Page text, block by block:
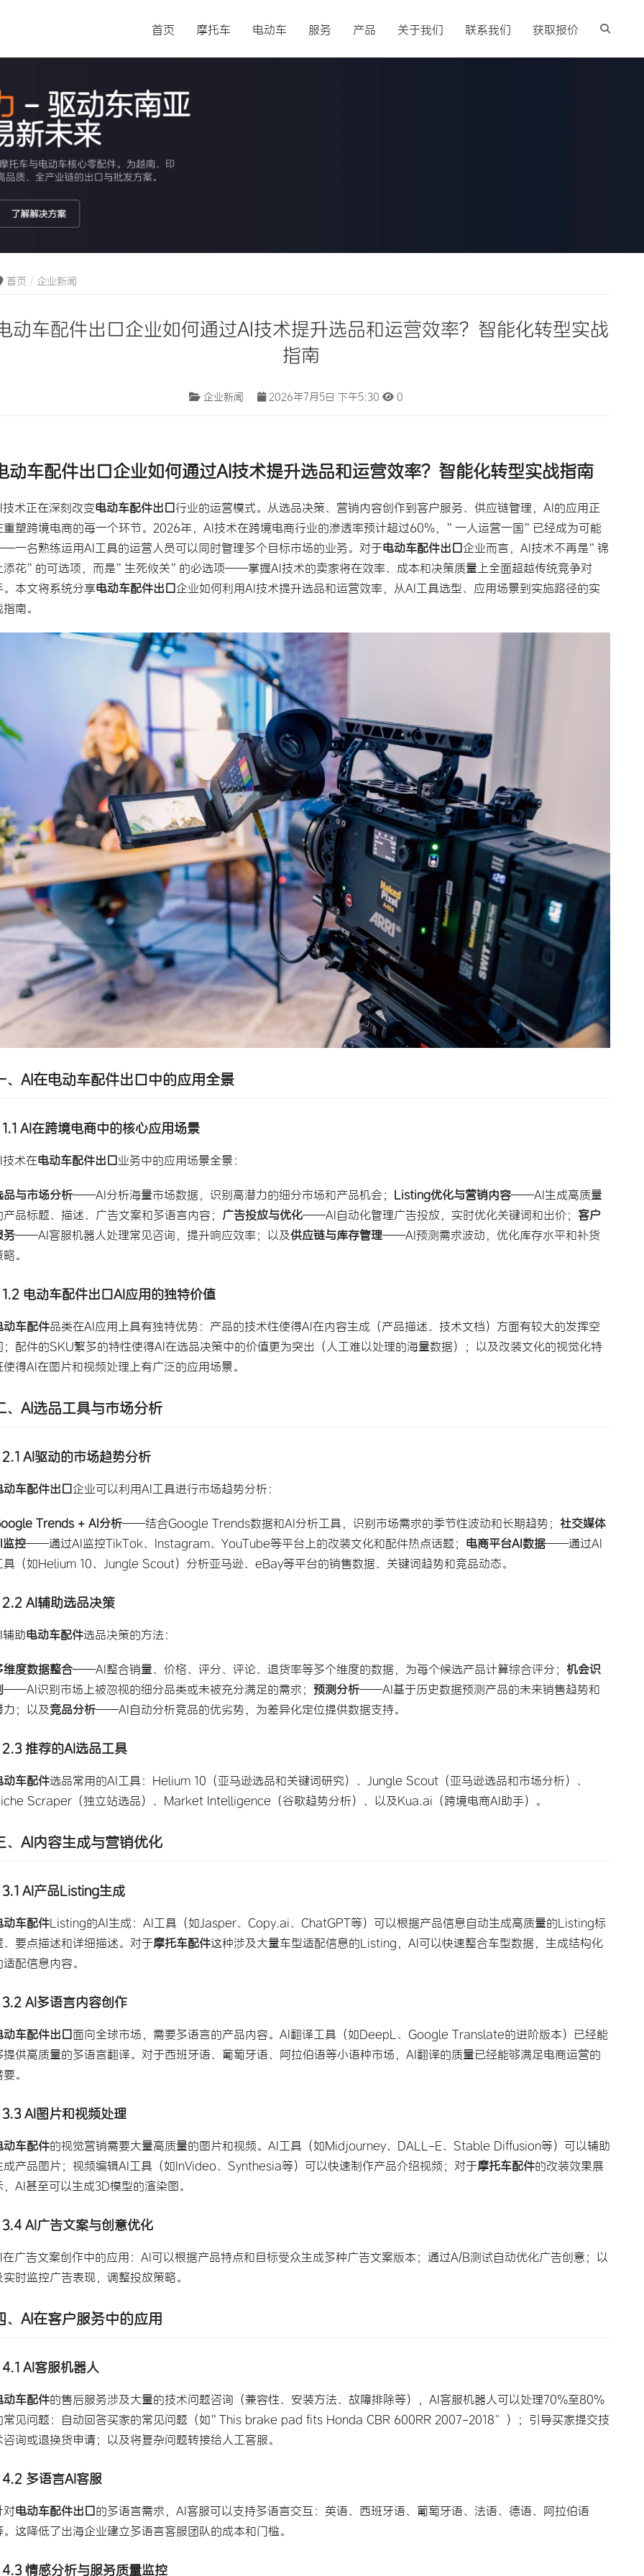
首页 摩托车 电动车 服务 产品 关于我们 联系我们 获取报价
首页 企业新闻
动车配件出口企业如何通过AI技术提升选品和运营效率？智能化转型实战
指南
企业新闻 2026年7月5日 下午5:30 0
动车配件出口企业如何通过AI技术提升选品和运营效率？ 智能化转型实战指南
技术正在深刻改变电动车配件出口行业的运营模式。从选品决策、营销内容创作到客户服务、供应链管理，AI的应用正
重塑跨境电商的每一个环节。2026年，AI技术在跨境电商行业的渗透率预计超过60%，”一人运营一国”已经成为可能
一名熟练运用AI工具的运营人员可以同时管理多个目标市场的业务。对于电动车配件出口企业而言，AI技术不再是”锦
添花”的可选项，而是”生死攸关”的必选项——掌握AI技术的卖家将在效率、成本和决策质量上全面超越传统竞争对
。本文将系统分享电动车配件出口企业如何利用AI技术提升选品和运营效率，从AI工具选型、应用场景到实施路径的实
南。
、AI在电动车配件出口中的应用全景
1.1 AI在跨境电商中的核心应用场景
技术在电动车配件出口业务中的应用场景全景：
品与市场分析——AI分析海量市场数据，识别高潜力的细分市场和产品机会； Listing优化与营销内容——AI生成高质量
产品标题、描述、广告文案和多语言内容； 广告投放与优化——AI自动化管理广告投放，实时优化关键词和出价； 客户
务——AI客服机器人处理常见咨询，提升响应效率；以及供应链与库存管理——AI预测需求波动，优化库存水平和补货
。
1.2 电动车配件出口AI应用的独特价值
动车配件品类在AI应用上具有独特优势：产品的技术性使得AI在内容生成（产品描述、技术文档）方面有较大的发挥空
；配件的SKU繁多的特性使得AI在选品决策中的价值更为突出（人工难以处理的海量数据）；以及改装文化的视觉化特
使得AI在图片和视频处理上有广泛的应用场景。
AI选品工具与市场分析
2.1 AI驱动的市场趋势分析
动车配件出口企业可以利用AI工具进行市场趋势分析：
Trends + AI分析——结合Google Trends数据和AI分析工具，识别市场需求的季节性波动和长期趋势； 社交媒体
监控——通过AI监控TikTok、Instagram、YouTube等平台上的改装文化和配件热点话题； 电商平台AI数据——通过AI
具（如Helium 10、Jungle Scout）分析亚马逊、eBay等平台的销售数据、关键词趋势和竞品动态。
2.2 AI辅助选品决策
辅助电动车配件选品决策的方法：
维度数据整合——AI整合销量、价格、评分、评论、退货率等多个维度的数据，为每个候选产品计算综合评分； 机会识
——AI识别市场上被忽视的细分品类或未被充分满足的需求； 预测分析——AI基于历史数据预测产品的未来销售趋势和
力；以及竞品分析——AI自动分析竞品的优劣势，为差异化定位提供数据支持。
2.3 推荐的AI选品工具
动车配件选品常用的AI工具：Helium 10（亚马逊选品和关键词研究）、Jungle Scout（亚马逊选品和市场分析）、
Scraper（独立站选品）、Market Intelligence（谷歌趋势分析）、以及Kua.ai（跨境电商AI助手）。
AI内容生成与营销优化
3.1 AI产品Listing生成
动车配件Listing的AI生成：AI工具（如Jasper、Copy.ai、ChatGPT等）可以根据产品信息自动生成高质量的Listing标
、要点描述和详细描述。对于摩托车配件这种涉及大量车型适配信息的Listing，AI可以快速整合车型数据，生成结构化
适配信息内容。
3.2 AI多语言内容创作
动车配件出口面向全球市场，需要多语言的产品内容。AI翻译工具（如DeepL、Google Translate的进阶版本）已经能
提供高质量的多语言翻译。对于西班牙语、葡萄牙语、阿拉伯语等小语种市场，AI翻译的质量已经能够满足电商运营的
。
3.3 AI图片和视频处理
动车配件的视觉营销需要大量高质量的图片和视频。AI工具（如Midjourney、DALL-E、Stable Diffusion等）可以辅助
成产品图片；视频编辑AI工具（如InVideo、Synthesia等）可以快速制作产品介绍视频；对于摩托车配件的改装效果展
，AI甚至可以生成3D模型的渲染图。
3.4 AI广告文案与创意优化
在广告文案创作中的应用：AI可以根据产品特点和目标受众生成多种广告文案版本；通过A/B测试自动优化广告创意；以
实时监控广告表现，调整投放策略。
、AI在客户服务中的应用
4.1 AI客服机器人
动车配件的售后服务涉及大量的技术问题咨询（兼容性、安装方法、故障排除等），AI客服机器人可以处理70%至80%
常见问题：自动回答买家的常见问题（如”This brake pad fits Honda CBR 600RR 2007-2018″）；引导买家提交技
咨询或退换货申请；以及将复杂问题转接给人工客服。
4.2 多语言AI客服
对电动车配件出口的多语言需求，AI客服可以支持多语言交互：英语、西班牙语、葡萄牙语、法语、德语、阿拉伯语
。这降低了出海企业建立多语言客服团队的成本和门槛。
4.3 情感分析与服务质量监控